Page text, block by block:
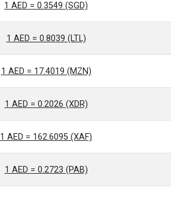
1 AED = 0.3549 (SGD)
1 AED = 0.8039 (LTL)
1 AED = 17.4019 (MZN)
1 AED = 0.2026 (XDR)
1 AED = 162.6095 (XAF)
1 AED = 0.2723 (PAB)